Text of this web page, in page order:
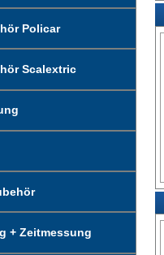
Policar
Scalextric
+ Zeitmessung